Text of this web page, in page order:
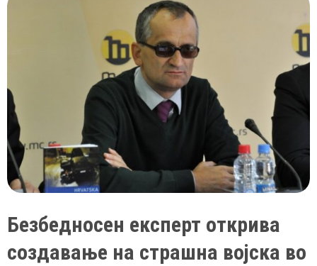
за
бомба
Безбедносен експерт открива
создавање на страшна војска во